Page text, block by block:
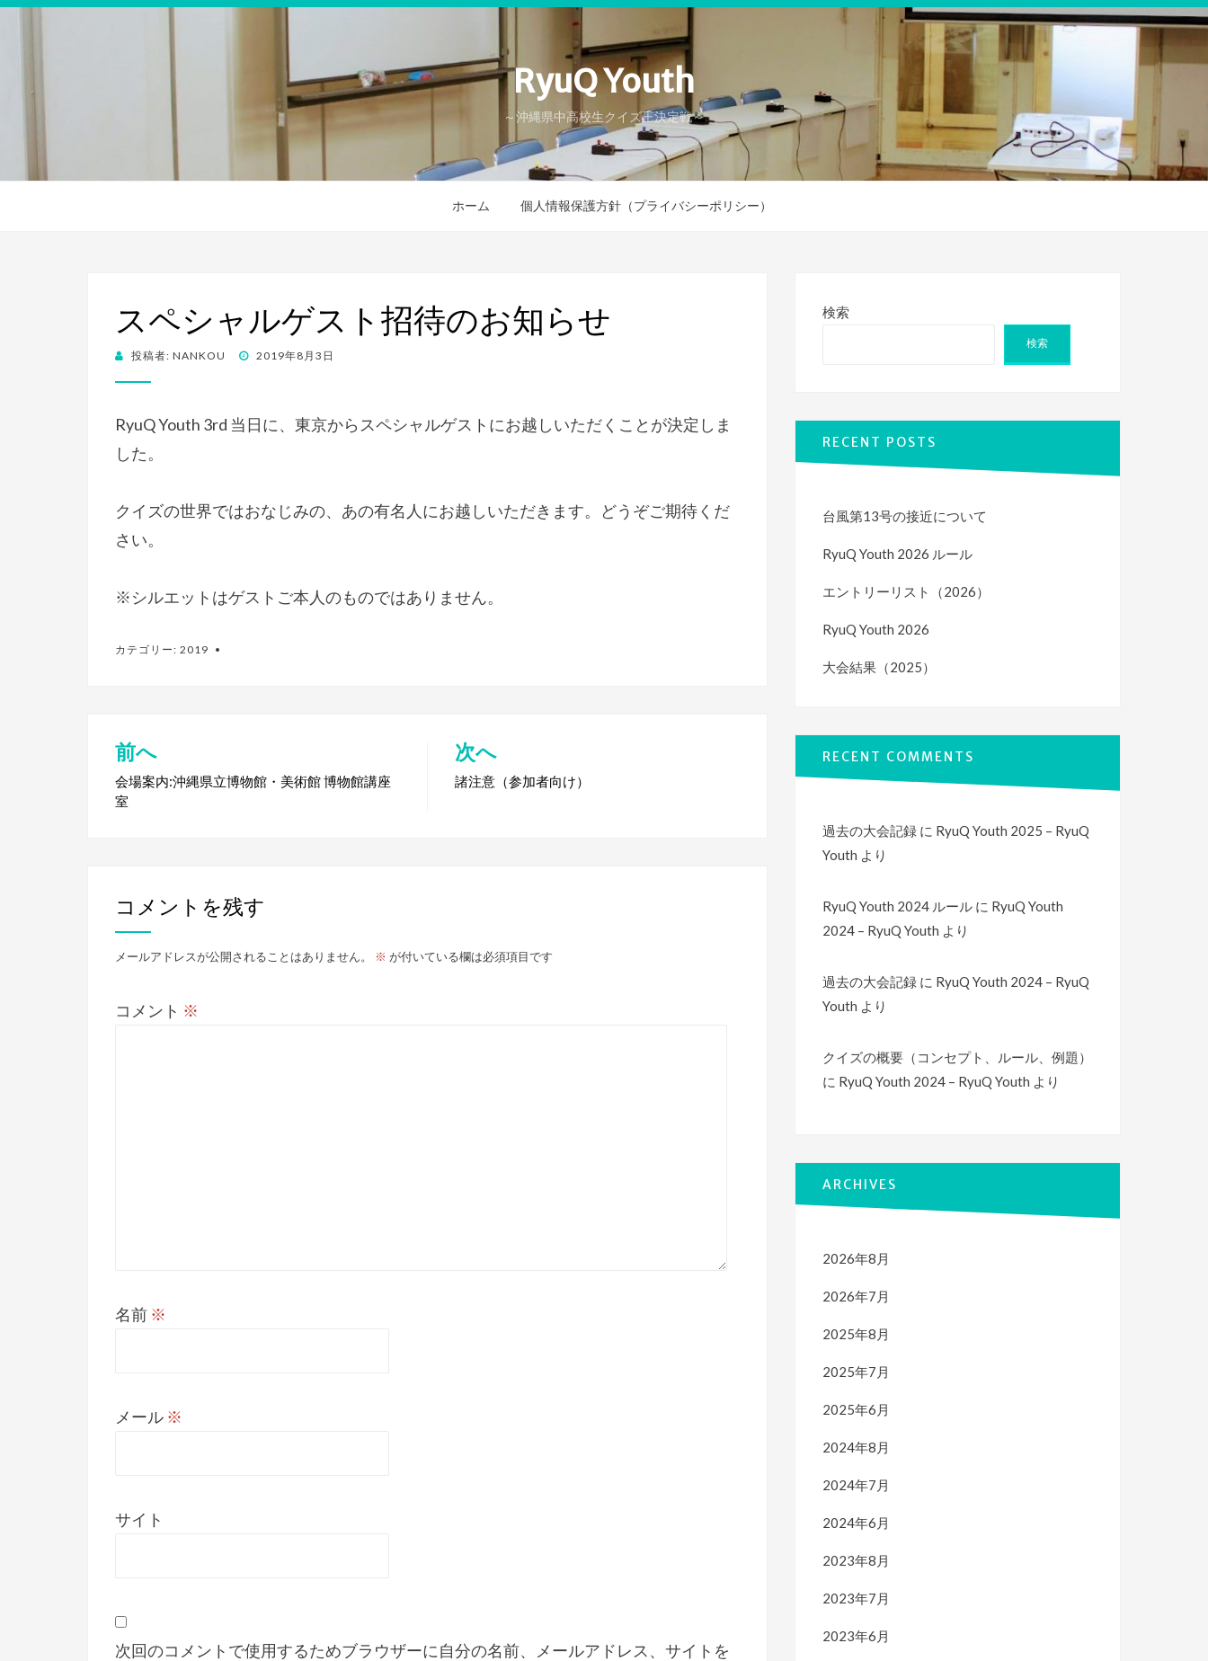
RyuQ Youth
～沖縄県中高校生クイズ王決定戦～
ホーム 個人情報保護方針（プライバシーポリシー）
スペシャルゲスト招待のお知らせ
投稿者: NANKOU
投 2019年8月3日
RyuQ Youth 3rd 当日に、東京からスペシャルゲストにお越しいただくことが決定しま
した。
クイズの世界ではおなじみの、あの有名人にお越しいただきます。どうぞご期待くだ
さい。
※シルエットはゲストご本人のものではありません。
カテゴリー: 2019
投
稿
ー
シ
ン
前へ
会場案内:沖縄県立博物館・美術館 博物館講座
室
次へ
諸注意（参加者向け）
コメントを残す
メールアドレスが公開されることはありません。 ※ が付いている欄は必須項目です
コメント ※
名前 ※
メール ※
サイト
次回のコメントで使用するためブラウザーに自分の名前、メールアドレス、サイトを
検索
検索
RECENT POSTS
台風第13号の接近について
RyuQ Youth 2026 ルール
エントリーリスト（2026）
RyuQ Youth 2026
大会結果（2025）
RECENT COMMENTS
過去の大会記録に RyuQ Youth 2025 – RyuQ
Youth より
RyuQ Youth 2024 ルールに RyuQ Youth
2024 – RyuQ Youth より
過去の大会記録に RyuQ Youth 2024 – RyuQ
Youth より
クイズの概要（コンセプト、ルール、例題）
に RyuQ Youth 2024 – RyuQ Youth より
ARCHIVES
2026年8月
2026年7月
2025年8月
2025年7月
2025年6月
2024年8月
2024年7月
2024年6月
2023年8月
2023年7月
2023年6月